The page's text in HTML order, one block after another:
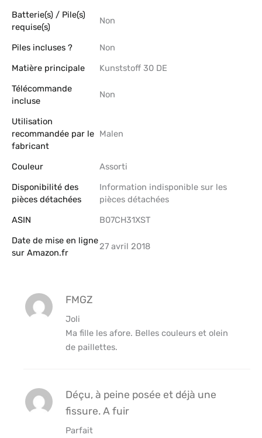
Batterie(s) / Pile(s)
requise(s)
‎Non
Piles incluses ?
‎Non
Matière principale
‎Kunststoff 30 DE
Télécommande
incluse
‎Non
Utilisation
recommandée par le
fabricant
‎Malen
Couleur
‎Assorti
Disponibilité des
pièces détachées
‎Information indisponible sur les
pièces détachées
ASIN
B07CH31XST
Date de mise en ligne
sur Amazon.fr
27 avril 2018
FMGZ
Joli
Ma fille les afore. Belles couleurs et olein
de paillettes.
Déçu, à peine posée et déjà une
fissure. A fuir
Parfait